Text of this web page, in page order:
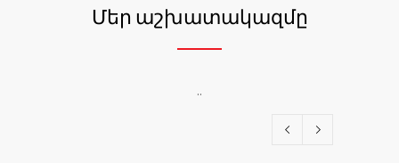
Մեր աշխատակազմը
..